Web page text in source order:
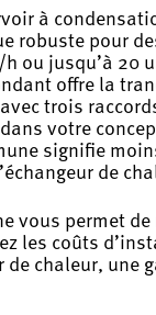
à
robuste pour
h ou jusqu’à
offre la
trois
votre
signifie
de
vous permet
les coûts
de chaleur,